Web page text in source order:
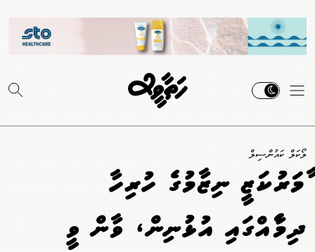
ލޯކަލް ކައުންސިލް
ލާމަރުކަޒީ ނިޒާމުގެ ހުރިހާ
ދިމާލެއްގައި އުޅުނިން، ވާން ވީ